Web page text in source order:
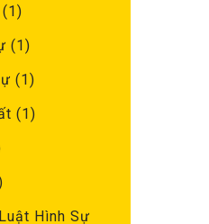
(1)
(1)
(1)
(1)
Hình Sự